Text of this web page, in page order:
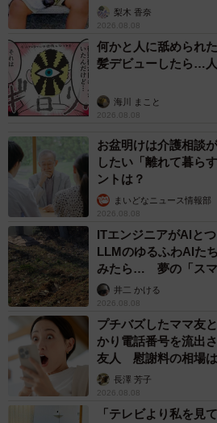
「尊…」
梨木 香奈
2026.08.08
何かと人に舐められ
髪デビューしたら…人
海川 まこと
2026.08.08
お盆明けは介護相談
したい「離れて暮ら
ントは？
まいどなニュース情報部
2026.08.08
ITエンジニアがAIと
LLMのゆるふわAIた
みたら… 夢の「スマ
るか井二 かける
2026.08.08
プチバズしたママ友
かり電話番号を流出
友人 慰謝料の相場
解説】長澤 芳子
2026.08.08
「テレビより私を見